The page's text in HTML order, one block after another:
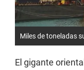
Miles de toneladas
El gigante